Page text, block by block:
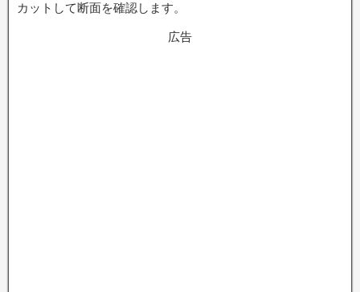
カットして断面を確認します。
広告